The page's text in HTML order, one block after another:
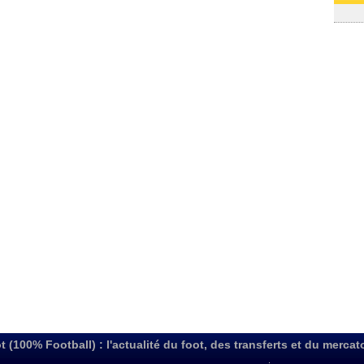
(100% Football) : l'actualité du foot, des transferts et du